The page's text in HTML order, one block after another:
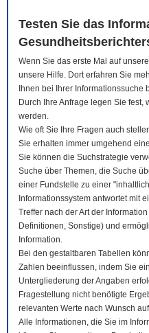
Testen Sie das
Wenn Sie das erste Mal auf
unsere Hilfe. Dort erfahren Sie
Ihnen bei Ihrer Informationssuche
Durch Ihre Anfrage legen Sie
werden.
Wie oft Sie Ihre Fragen auch
Sie erhalten immer umgehend
Sie können die Suchstrategie
Suche über Themen, die Suche
einer Fundstelle zu einer
Informationssystem antwortet mit
Treffer nach der Art der
Definitionen, Sonstige) und
Information.
Bei den gestaltbaren Tabellen
Zahlen beeinflussen, indem Sie
Untergliederung der Angaben
Fragestellung nicht benötigte
relevanten Werte nach Wunsch
Alle Informationen, die Sie im